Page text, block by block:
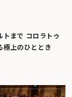
トまで コロラトゥ
極上のひととき